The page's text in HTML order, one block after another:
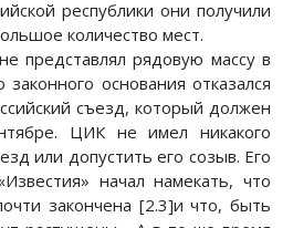
республики они получили
количество мест.
представлял рядовую массу в
основания отказался
съезд, который должен
ЦИК не имел никакого
или допустить его созыв. Его
начал намекать, что
закончена [2.3]и что, быть